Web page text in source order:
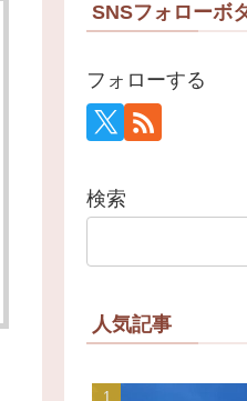
SNSフォローボ
フォローする
検索
人気記事